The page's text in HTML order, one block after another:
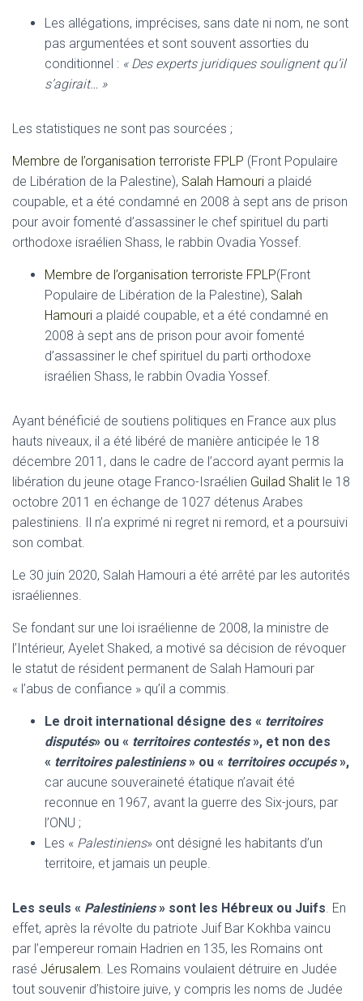
Les allégations, imprécises, sans date ni nom, ne sont
pas argumentées et sont souvent assorties du
conditionnel : « Des experts juridiques soulignent qu’il
s’agirait… »
Les statistiques ne sont pas sourcées ;
Membre de l’organisation terroriste FPLP (Front Populaire
de Libération de la Palestine), Salah Hamouri a plaidé
coupable, et a été condamné en 2008 à sept ans de prison
pour avoir fomenté d’assassiner le chef spirituel du parti
orthodoxe israélien Shass, le rabbin Ovadia Yossef.
Membre de l’organisation terroriste FPLP(Front
Populaire de Libération de la Palestine), Salah
Hamouri a plaidé coupable, et a été condamné en
2008 à sept ans de prison pour avoir fomenté
d’assassiner le chef spirituel du parti orthodoxe
israélien Shass, le rabbin Ovadia Yossef.
Ayant bénéficié de soutiens politiques en France aux plus
hauts niveaux, il a été libéré de manière anticipée le 18
décembre 2011, dans le cadre de l’accord ayant permis la
libération du jeune otage Franco-Israélien Guilad Shalit le 18
octobre 2011 en échange de 1027 détenus Arabes
palestiniens. Il n’a exprimé ni regret ni remord, et a poursuivi
son combat.
Le 30 juin 2020, Salah Hamouri a été arrêté par les autorités
israéliennes.
Se fondant sur une loi israélienne de 2008, la ministre de
l’Intérieur, Ayelet Shaked, a motivé sa décision de révoquer
le statut de résident permanent de Salah Hamouri par
« l’abus de confiance » qu’il a commis.
Le droit international désigne des « territoires
disputés» ou « territoires contestés», et non des
« territoires palestiniens» ou « territoires occupés»,
car aucune souveraineté étatique n’avait été
reconnue en 1967, avant la guerre des Six-jours, par
l’ONU ;
Les « Palestiniens» ont désigné les habitants d’un
territoire, et jamais un peuple.
Les seuls « Palestiniens» sont les Hébreux ou Juifs. En
effet, après la révolte du patriote Juif Bar Kokhba vaincu
par l’empereur romain Hadrien en 135, les Romains ont
rasé Jérusalem. Les Romains voulaient détruire en Judée
tout souvenir d’histoire juive, y compris les noms de Judée